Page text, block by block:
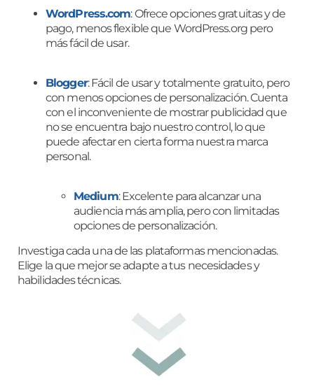
WordPress.com: Ofrece opciones gratuitas y de
pago, menos flexible que WordPress.org pero
más fácil de usar.
Blogger: Fácil de usar y totalmente gratuito, pero
con menos opciones de personalización. Cuenta
con el inconveniente de mostrar publicidad que
no se encuentra bajo nuestro control, lo que
puede afectar en cierta forma nuestra marca
personal.
Medium: Excelente para alcanzar una
audiencia más amplia, pero con limitadas
opciones de personalización.
Investiga cada una de las plataformas mencionadas.
Elige la que mejor se adapte a tus necesidades y
habilidades técnicas.